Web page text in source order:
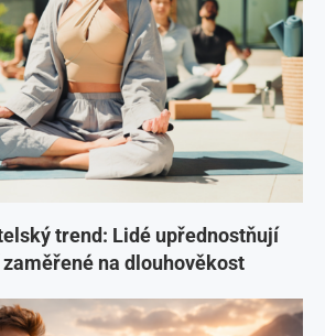
trend: Lidé upřednostňují
na dlouhověkost